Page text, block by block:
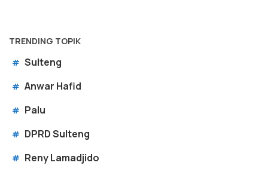
TRENDING TOPIK
# Sulteng
# Anwar Hafid
# Palu
# DPRD Sulteng
# Reny Lamadjido